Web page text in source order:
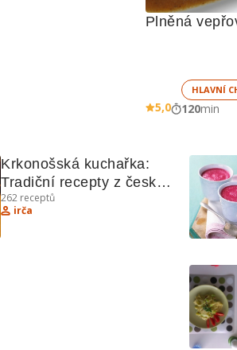
Plněná
HLAVNÍ
5,0 120min
Krkonošská kuchařka:
Tradiční recepty z české
kuchyně
262 receptů
irča